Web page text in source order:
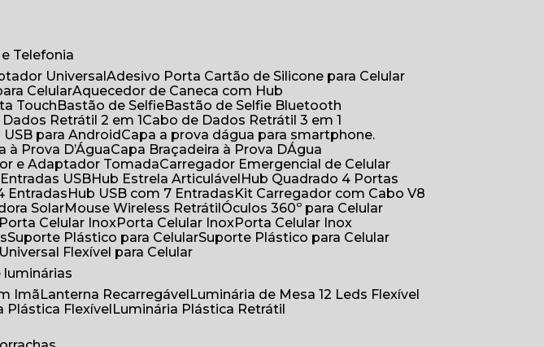
Telefonia
Universal
Adesivo Porta Cartão de Silicone para Celular
Celular
Aquecedor de Caneca com Hub
Touch Bastão de Selfie
Bastão de Selfie Bluetooth
Dados Retrátil 2 em 1
Cabo de Dados Retrátil 3 em 1
USB para Android
Capa a prova dágua para smartphone.
à Prova D’Água
Capa Braçadeira à Prova DÁgua
e Adaptador Tomada
Carregador Emergencial de Celular
USB Hub Estrela Articulável
Hub Quadrado 4 Portas
Entradas Hub USB com 7 Entradas
Kit Carregador com Cabo V8
Solar Mouse Wireless Retrátil
Óculos 360º para Celular
Porta Celular Inox Porta Celular Inox
Porta Celular Inox
Suporte Plástico para Celular Suporte Plástico para Celular
Universal Flexível para Celular
luminárias
Imã Lanterna Recarregável
Luminária de Mesa 12 Leds Flexível
Plástica Flexível
Luminária Plástica Retrátil